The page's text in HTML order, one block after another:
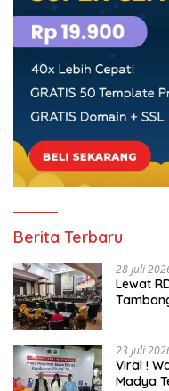
Berita Terbaru
28 Juli
Lewat
23 Juli
Viral !
Madya